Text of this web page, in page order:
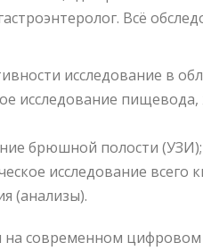
Всё
исследование в
исследование
брюшной полости (УЗИ);
исследование всего
(анализы).
на современном